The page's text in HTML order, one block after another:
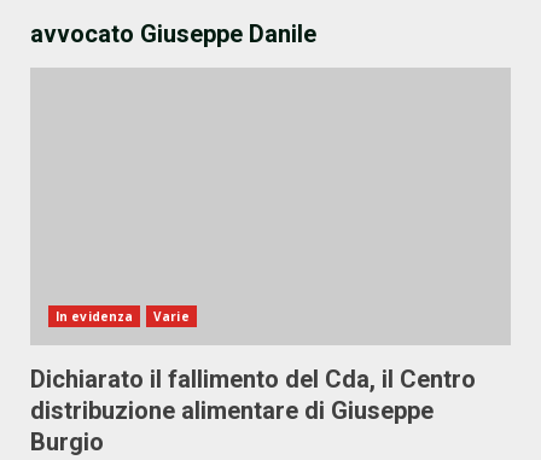
avvocato Giuseppe Danile
In evidenza Varie
Dichiarato il fallimento del Cda, il Centro
distribuzione alimentare di Giuseppe
Burgio